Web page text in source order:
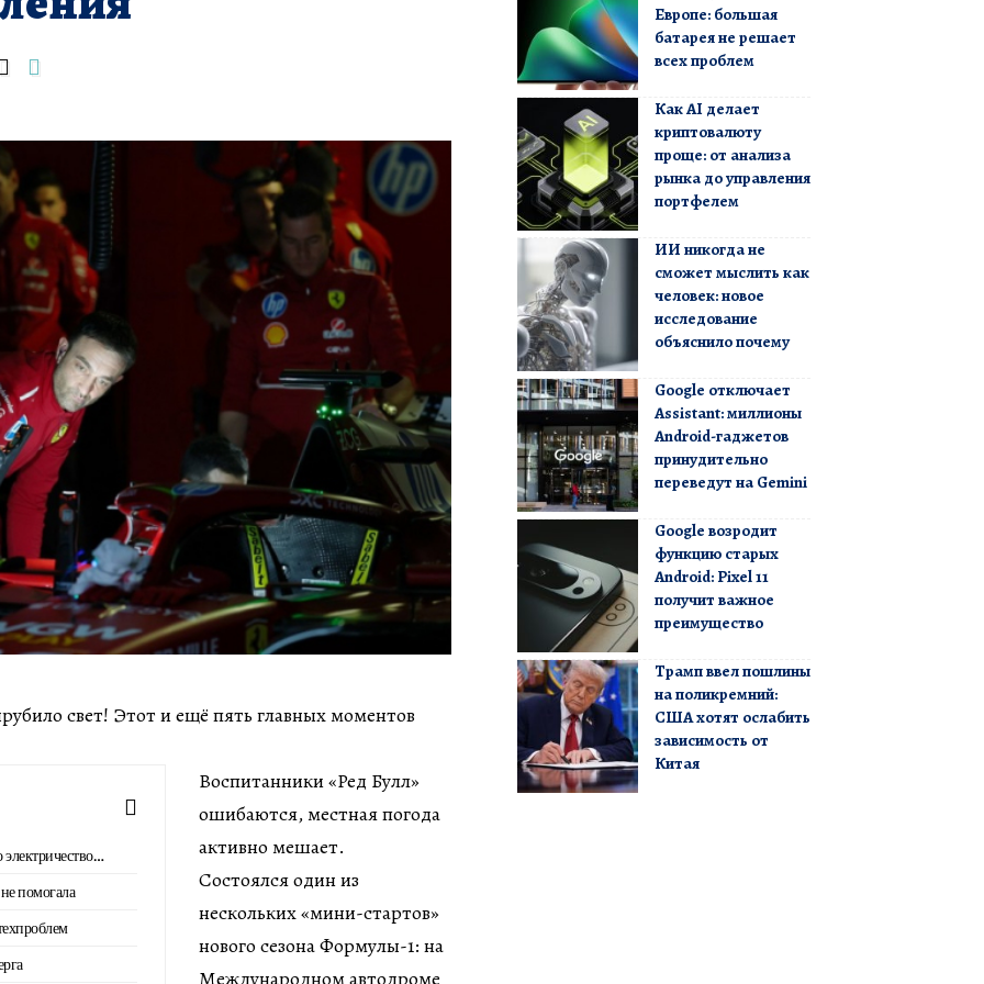
свет! Этот и ещё пять главных моментов
помогала
Воспитанники «Ред Булл»
ошибаются, местная погода
активно мешает.
Состоялся один из
нескольких «мини-стартов»
нового сезона Формулы-1: на
Международном автодроме
Европе: большая
батарея не решает
всех проблем
Как AI делает
криптовалюту
проще: от анализа
рынка до управления
портфелем
ИИ никогда не
сможет мыслить как
человек: новое
исследование
объяснило почему
Google отключает
Assistant: миллионы
Android-гаджетов
принудительно
переведут на Gemini
Google возродит
функцию старых
Android: Pixel 11
получит важное
преимущество
Трамп ввел пошлины
на поликремний:
США хотят ослабить
зависимость от
Китая